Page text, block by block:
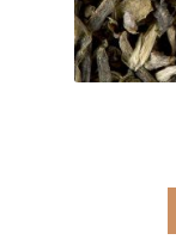
Diffuseurs de
Enfants
Cadeaux de
Jeux pour